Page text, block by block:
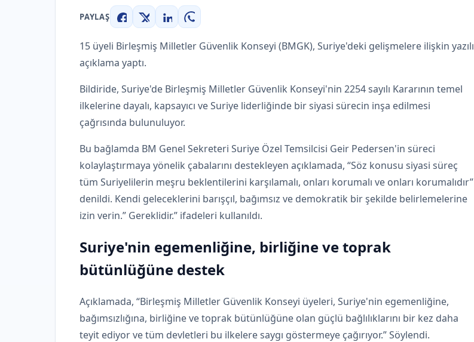
PAYLAŞ
Facebook
X LinkedInWhatsApp
15 üyeli Birleşmiş Milletler Güvenlik Konseyi (BMGK), Suriye'deki gelişmelere ilişkin yazılı
açıklama yaptı.
Bildiride, Suriye'de Birleşmiş Milletler Güvenlik Konseyi'nin 2254 sayılı Kararının temel
ilkelerine dayalı, kapsayıcı ve Suriye liderliğinde bir siyasi sürecin inşa edilmesi
çağrısında bulunuluyor.
Bu bağlamda BM Genel Sekreteri Suriye Özel Temsilcisi Geir Pedersen'in süreci
kolaylaştırmaya yönelik çabalarını destekleyen açıklamada, “Söz konusu siyasi süreç
tüm Suriyelilerin meşru beklentilerini karşılamalı, onları korumalı ve onları korumalıdır”
denildi. Kendi geleceklerini barışçıl, bağımsız ve demokratik bir şekilde belirlemelerine
izin verin.” Gereklidir.” ifadeleri kullanıldı.
Suriye'nin egemenliğine, birliğine ve toprak
bütünlüğüne destek
Açıklamada, “Birleşmiş Milletler Güvenlik Konseyi üyeleri, Suriye'nin egemenliğine,
bağımsızlığına, birliğine ve toprak bütünlüğüne olan güçlü bağlılıklarını bir kez daha
teyit ediyor ve tüm devletleri bu ilkelere saygı göstermeye çağırıyor.” Söylendi.